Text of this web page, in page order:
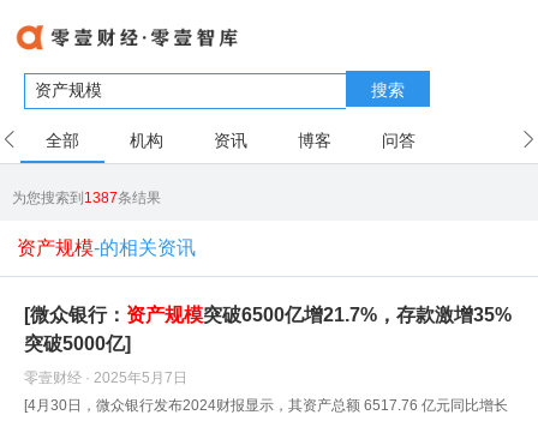
搜索
全部 机构 资讯 博客 问答
为您搜索到1387条结果
资产规模-的相关资讯
[微众银行： 资产规模突破6500亿增21.7%，存款激增35%
突破5000亿]
零壹财经 · 2025年5月7日
[4月30日，微众银行发布2024财报显示，其资产总额 6517.76 亿元同比增长